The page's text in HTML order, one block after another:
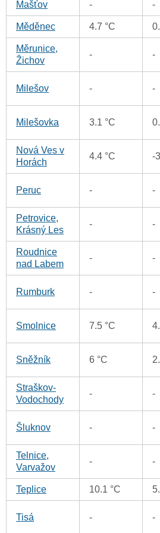
Mašťov - -
Měděnec 4.7 °C
Měrunice,
Žichov
- -
Milešov - -
Milešovka 3.1 °C
Nová Ves v
Horách
4.4 °C -
Peruc - -
Petrovice,
Krásný Les
- -
Roudnice
nad Labem
- -
Rumburk - -
Smolnice 7.5 °C
Sněžník 6 °C
Straškov-
Vodochody
- -
Šluknov - -
Telnice,
Varvažov
- -
Teplice 10.1 °C
Tisá - -